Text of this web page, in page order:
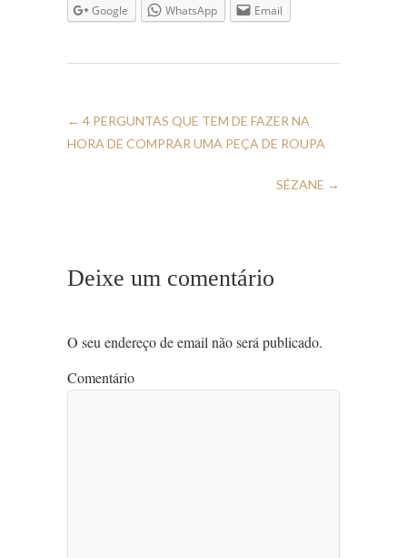
Google
WhatsApp Email
← 4 PERGUNTAS QUE TEM DE FAZER NA
HORA DE COMPRAR UMA PEÇA DE ROUPA
SÉZANE →
Deixe um comentário
O seu endereço de email não será publicado.
Comentário